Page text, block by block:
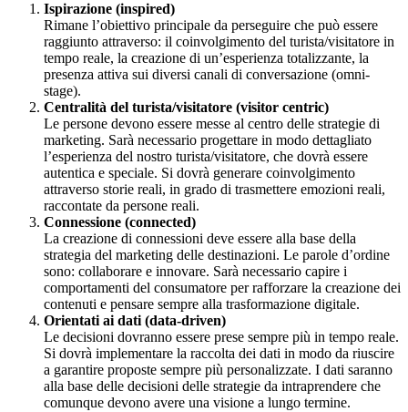
Ispirazione (inspired)
Rimane l’obiettivo principale da perseguire che può essere
raggiunto attraverso: il coinvolgimento del turista/visitatore in
tempo reale, la creazione di un’esperienza totalizzante, la
presenza attiva sui diversi canali di conversazione (omni-
stage).
Centralità del turista/visitatore (visitor centric)
Le persone devono essere messe al centro delle strategie di
marketing. Sarà necessario progettare in modo dettagliato
l’esperienza del nostro turista/visitatore, che dovrà essere
autentica e speciale. Si dovrà generare coinvolgimento
attraverso storie reali, in grado di trasmettere emozioni reali,
raccontate da persone reali.
Connessione (connected)
La creazione di connessioni deve essere alla base della
strategia del marketing delle destinazioni. Le parole d’ordine
sono: collaborare e innovare. Sarà necessario capire i
comportamenti del consumatore per rafforzare la creazione dei
contenuti e pensare sempre alla trasformazione digitale.
Orientati ai dati (data-driven)
Le decisioni dovranno essere prese sempre più in tempo reale.
Si dovrà implementare la raccolta dei dati in modo da riuscire
a garantire proposte sempre più personalizzate. I dati saranno
alla base delle decisioni delle strategie da intraprendere che
comunque devono avere una visione a lungo termine.